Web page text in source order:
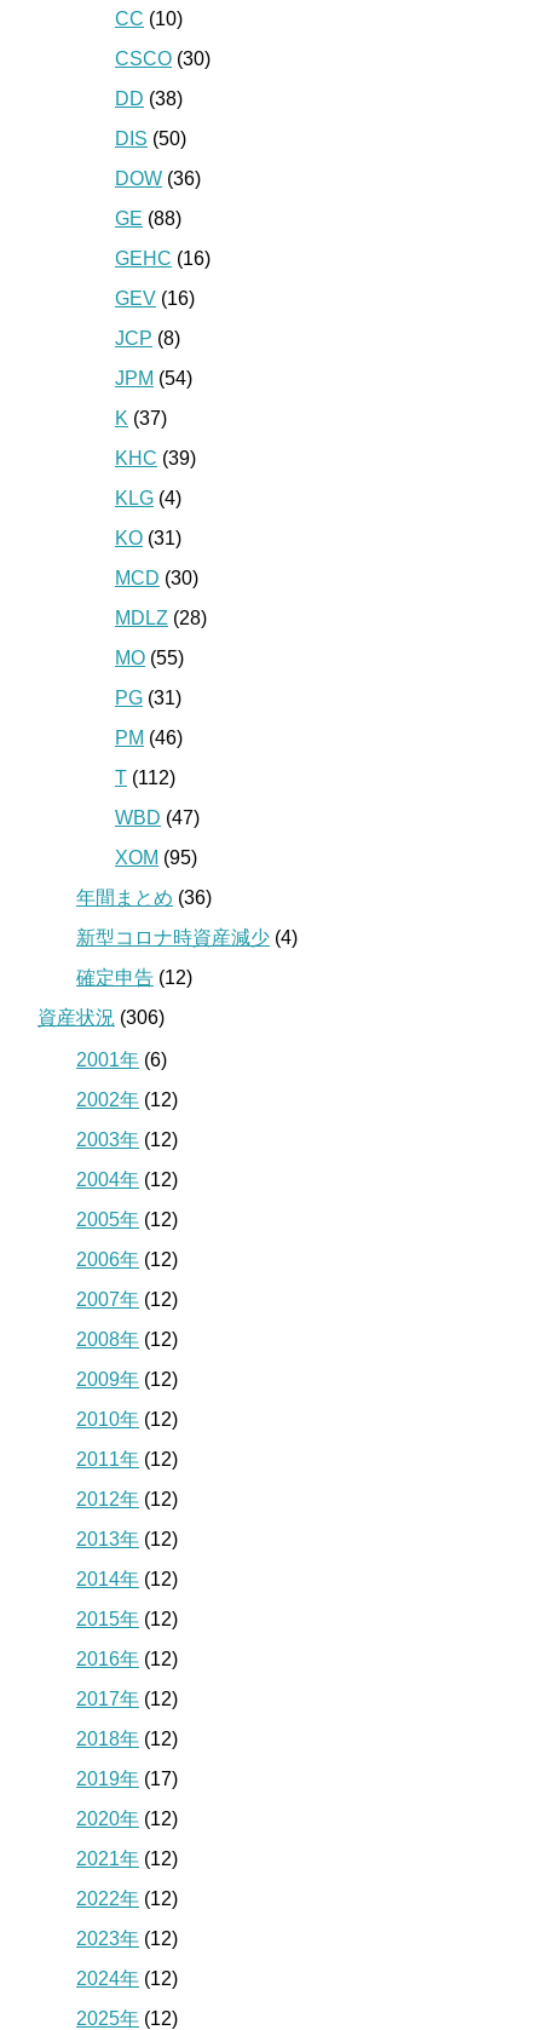
CC (10)
CSCO (30)
DD (38)
DIS (50)
DOW (36)
GE (88)
GEHC (16)
GEV (16)
JCP (8)
JPM (54)
K (37)
KHC (39)
KLG (4)
KO (31)
MCD (30)
MDLZ (28)
MO (55)
PG (31)
PM (46)
T (112)
WBD (47)
XOM (95)
年間まとめ (36)
新型コロナ時資産減少 (4)
確定申告 (12)
資産状況 (306)
2001年 (6)
2002年 (12)
2003年 (12)
2004年 (12)
2005年 (12)
2006年 (12)
2007年 (12)
2008年 (12)
2009年 (12)
2010年 (12)
2011年 (12)
2012年 (12)
2013年 (12)
2014年 (12)
2015年 (12)
2016年 (12)
2017年 (12)
2018年 (12)
2019年 (17)
2020年 (12)
2021年 (12)
2022年 (12)
2023年 (12)
2024年 (12)
2025年 (12)